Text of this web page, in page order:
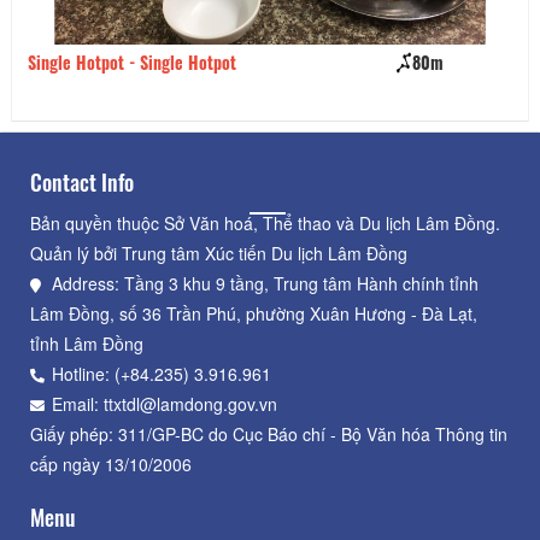
Single Hotpot - Single Hotpot 80m
Contact Info
Bản quyền thuộc Sở Văn hoá, Thể thao và Du lịch Lâm Đồng.
Quản lý bởi Trung tâm Xúc tiến Du lịch Lâm Đồng
Address: Tầng 3 khu 9 tầng, Trung tâm Hành chính tỉnh
Lâm Đồng, số 36 Trần Phú, phường Xuân Hương - Đà Lạt,
tỉnh Lâm Đồng
Hotline: (+84.235) 3.916.961
Email: ttxtdl@lamdong.gov.vn
Giấy phép: 311/GP-BC do Cục Báo chí - Bộ Văn hóa Thông tin
cấp ngày 13/10/2006
Menu